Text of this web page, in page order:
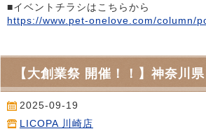
■イベントチラシはこちらから
https://www.pet-onelove.com/column/
【大創業祭 開催！！】神奈川
2025-09-19
LICOPA 川崎店